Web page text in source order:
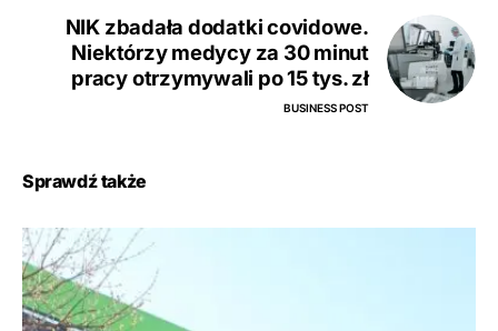
NIK zbadała dodatki covidowe.
Niektórzy medycy za 30 minut
pracy otrzymywali po 15 tys. zł
BUSINESS POST
Sprawdź także